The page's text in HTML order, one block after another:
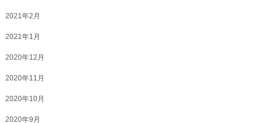
2021年2月
2021年1月
2020年12月
2020年11月
2020年10月
2020年9月